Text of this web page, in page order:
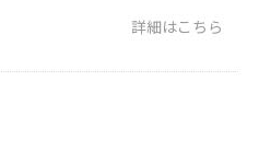
詳細はこちら